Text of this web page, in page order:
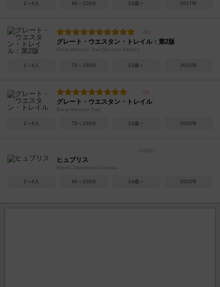
2～4人 90～120分 12歳～ 2017年
グレート・ウエスタン・トレイル：第2版
Great Western Trail (Second Edition)
1～4人 75～150分 12歳～ 2021年
グレート・ウエスタン・トレイル
Great Western Trail
2～4人 75～150分 12歳～ 2016年
ヒュブリス
Hybris: Disordered Cosmos
2～4人 60～120分 14歳～ 2023年